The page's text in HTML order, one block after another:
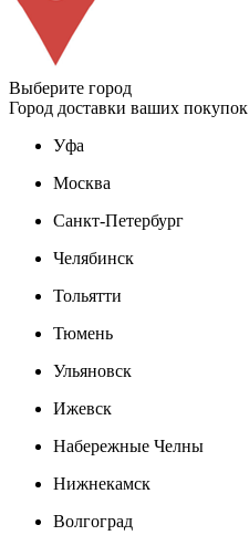
Выберите город
Город доставки ваших покупок
Уфа
Москва
Санкт-Петербург
Челябинск
Тольятти
Тюмень
Ульяновск
Ижевск
Набережные Челны
Нижнекамск
Волгоград